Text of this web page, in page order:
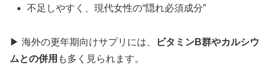
不足しやすく、現代女性の“隠れ必須成分”
▶ 海外の更年期向けサプリには、
ビタミンB群やカルシウ
ムとの併用 も多く見られます。